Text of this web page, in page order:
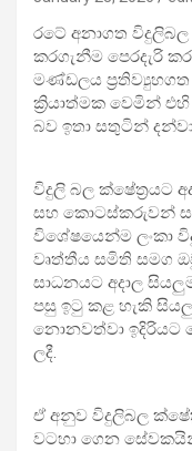
රටේ අනාගත
කරගැනීම පෙරදැරි
මණ්ඩලය
ක්‍රියාත්මක වෙමින්
බව ඉතා සතුටින්
විදුලි බල ක්ෂේත්‍රයට
සහ කොටස්කරුවන්
විශේෂයෙන්ම ලංකා
වෘත්තීය සමිති සමග
සාධනයට අදාල
පසු ඉටු කළ හැකි
නොනවත්වා ඉදිරියට
ලදී.
ඒ අනුව විදුලිබල
වටහා ගෙන